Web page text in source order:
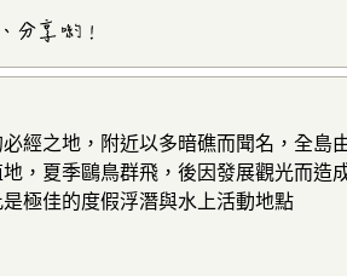
經之地，附近以多暗礁而聞名，全
，夏季鷗鳥群飛，後因發展觀光而
極佳的度假浮潛與水上活動地點